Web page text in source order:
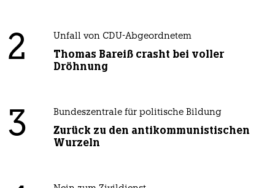
2 Unfall von CDU-Abgeordnetem
Thomas Bareiß crasht bei voller
Dröhnung
3 Bundeszentrale für politische Bildung
Zurück zu den antikommunistischen
Wurzeln